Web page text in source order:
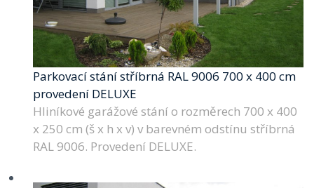
Parkovací stání stříbrná RAL 9006 700 x 400 cm
provedení DELUXE
Hliníkové garážové stání o rozměrech 700 x 400
x 250 cm (š x h x v) v barevném odstínu stříbrná
RAL 9006. Provedení DELUXE.